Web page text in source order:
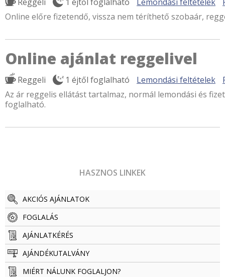
Online előre fizetendő, vissza nem téríthető szobaár,
Online ajánlat reggelivel
Reggeli 1 éjtől foglalható Lemondási feltételek
Az ár reggelis ellátást tartalmaz, normál lemondási és
foglalható.
HASZNOS LINKEK
AKCIÓS AJÁNLATOK
FOGLALÁS
AJÁNLATKÉRÉS
AJÁNDÉKUTALVÁNY
MIÉRT NÁLUNK FOGLALJON?